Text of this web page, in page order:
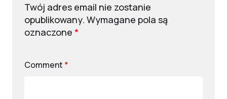
Twój adres email nie zostanie
opublikowany. Wymagane pola są
oznaczone *
Comment *